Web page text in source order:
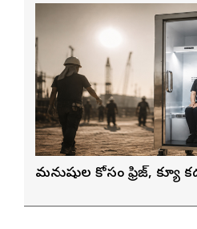
మనుషుల కోసం ఫ్రిజ్, క్యూ